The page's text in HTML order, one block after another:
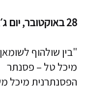
28 באוקטובר, יום ג׳, בשעה 20:00
"בין שולהוף
מיכל טל – פסנתר
הפסנתרנית מיכל